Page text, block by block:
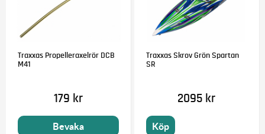
Traxxas Propelleraxelrör DCB
M41
179 kr
Bevaka
Traxxas Skrov Grön Spartan
SR
2095 kr
Köp